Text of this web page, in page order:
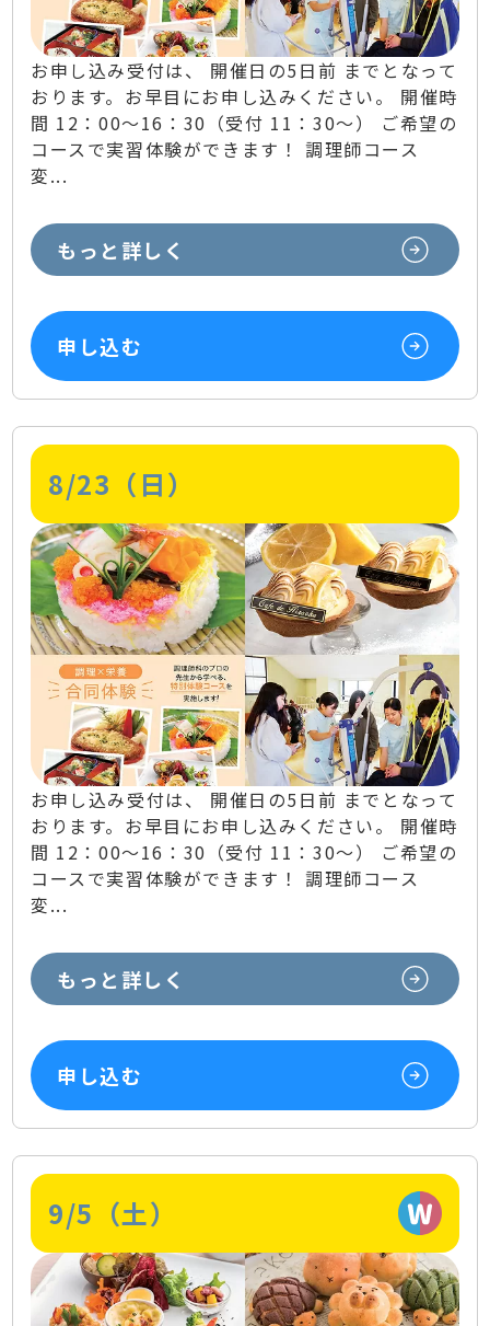
お申し込み受付は、 開催日の5日前 までとなって
おります。お早目にお申し込みください。 開催時
間 12：00～16：30（受付 11：30～） ご希望の
コースで実習体験ができます！ 調理師コース
変...
もっと詳しく
申し込む
8/23（日）
お申し込み受付は、 開催日の5日前 までとなって
おります。お早目にお申し込みください。 開催時
間 12：00～16：30（受付 11：30～） ご希望の
コースで実習体験ができます！ 調理師コース
変...
もっと詳しく
申し込む
9/5（土）